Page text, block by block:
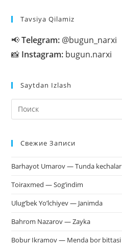
Tavsiya Qilamiz
📢Telegram: @bugun_narxi
📸 Instagram: bugun.narxi
Saytdan Izlash
Свежие Записи
Barhayot Umarov — Tunda kechalar
Toiraxmed — Sog’indim
Ulug’bek Yo’lchiyev — Janimda
Bahrom Nazarov — Zayka
Bobur Ikramov — Menda bor bittasi